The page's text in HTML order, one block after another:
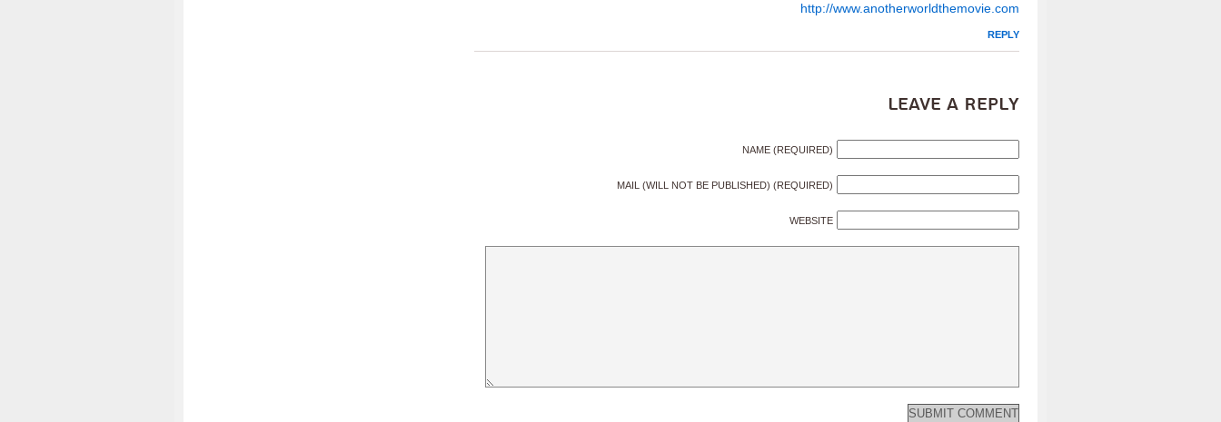
http://www.anotherworldthemovie.com
REPLY
Leave a Reply
NAME (REQUIRED)
MAIL (WILL NOT BE PUBLISHED) (REQUIRED)
WEBSITE